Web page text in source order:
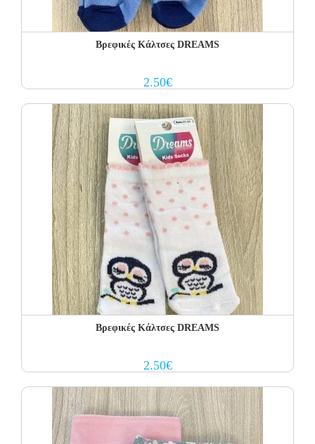
Βρεφικές Κάλτσες DREAMS
2.50€
Βρεφικές Κάλτσες DREAMS
2.50€